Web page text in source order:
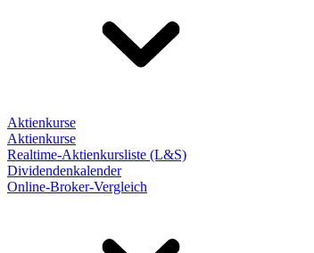
Aktienkurse
Aktienkurse
Realtime-Aktienkursliste (L&S)
Dividendenkalender
Online-Broker-Vergleich